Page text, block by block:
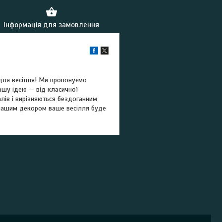
Інформація для замовлення
весілля! Ми пропонуємо
ідею — від класичної
і вирізняються бездоганним
декором ваше весілля буде